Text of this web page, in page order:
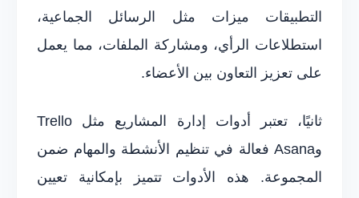
التطبيقات ميزات مثل الرسائل الجماعية،
استطلاعات الرأي، ومشاركة الملفات، مما يعمل
على تعزيز التعاون بين الأعضاء.
ثانيًا، تعتبر أدوات إدارة المشاريع مثل Trello
وAsana فعالة في تنظيم الأنشطة والمهام ضمن
المجموعة. هذه الأدوات تتميز بإمكانية تعيين